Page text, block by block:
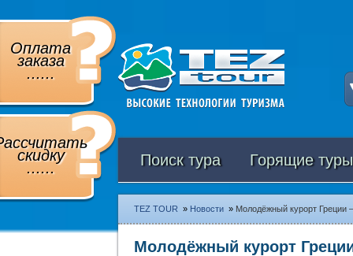
Оплата
заказа
......
скидку
...... Поиск тура Горящие туры
TEZ TOUR » Новости » Молодёжный курорт Греции
Молодёжный курорт